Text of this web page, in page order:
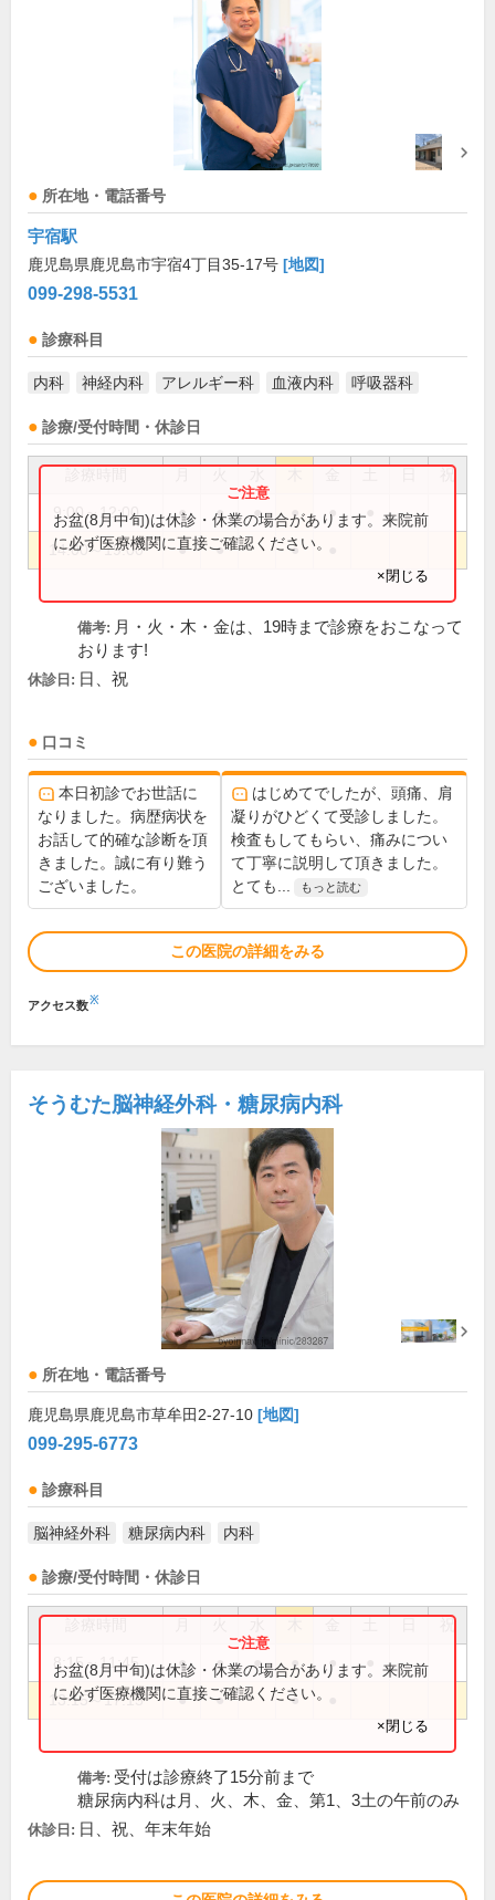
所在地・電話番号
宇宿駅
鹿児島県鹿児島市宇宿4丁目35-17号 [地図]
099-298-5531
診療科目
内科 神経内科 アレルギー科 血液内科 呼吸器科
診療/受付時間・休診日
祝
9:00～12:00 ● ● ● ● ●
14:00～19:00 ● ● ●
お盆(8月中旬)は休診・休業の場合があります。来院前
に必ず医療機関に直接ご確認ください。
×閉じる
備考: 月・火・木・金は、19時まで診療をおこなって
おります!
休診日: 日、祝
口コミ
本日初診でお世話に
なりました。病歴病状を
お話して的確な診断を頂
きました。誠に有り難う
ございました。
はじめてでしたが、頭痛、肩
凝りがひどくて受診しました。
検査もしてもらい、痛みについ
て丁寧に説明して頂きました。
とても...
もっと読む
この医院の詳細をみる
アクセス数※
そうむた脳神経外科・糖尿病内科
所在地・電話番号
鹿児島県鹿児島市草牟田2-27-10 [地図]
099-295-6773
診療科目
脳神経外科 糖尿病内科 内科
診療/受付時間・休診日
祝
8:15～11:45 ● ● ● ● ●
13:15～17:15 ● ● ●
お盆(8月中旬)は休診・休業の場合があります。来院前
に必ず医療機関に直接ご確認ください。
×閉じる
備考: 受付は診療終了15分前まで
糖尿病内科は月、火、木、金、第1、3土の午前のみ
休診日: 日、祝、年末年始